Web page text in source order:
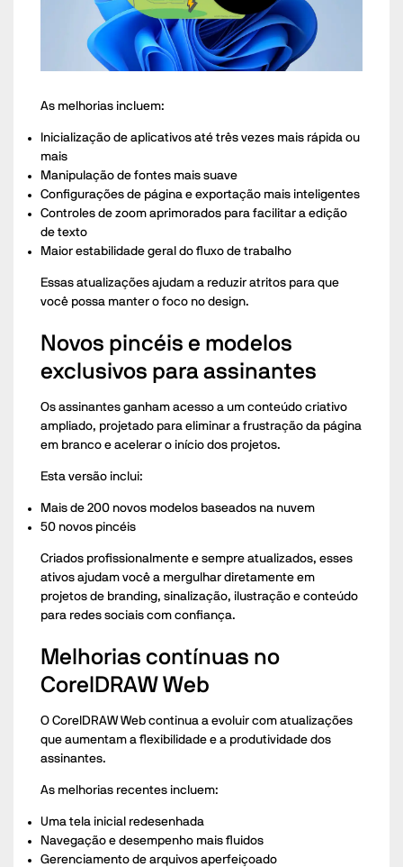
As melhorias incluem:
Inicialização de aplicativos até três vezes mais rápida ou
mais
Manipulação de fontes mais suave
Configurações de página e exportação mais inteligentes
Controles de zoom aprimorados para facilitar a edição
de texto
Maior estabilidade geral do fluxo de trabalho
Essas atualizações ajudam a reduzir atritos para que
você possa manter o foco no design.
Novos pincéis e modelos
exclusivos para assinantes
Os assinantes ganham acesso a um conteúdo criativo
ampliado, projetado para eliminar a frustração da página
em branco e acelerar o início dos projetos.
Esta versão inclui:
Mais de 200 novos modelos baseados na nuvem
50 novos pincéis
Criados profissionalmente e sempre atualizados, esses
ativos ajudam você a mergulhar diretamente em
projetos de branding, sinalização, ilustração e conteúdo
para redes sociais com confiança.
Melhorias contínuas no
CorelDRAW Web
O CorelDRAW Web continua a evoluir com atualizações
que aumentam a flexibilidade e a produtividade dos
assinantes.
As melhorias recentes incluem:
Uma tela inicial redesenhada
Navegação e desempenho mais fluidos
Gerenciamento de arquivos aperfeiçoado